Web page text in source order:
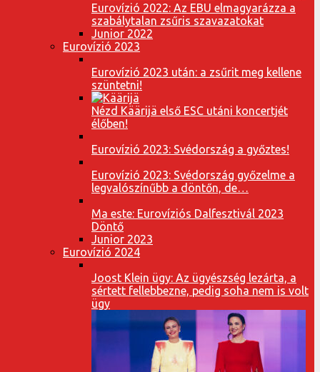
Eurovízió 2022: Az EBU elmagyarázza a
szabálytalan zsűris szavazatokat
Junior 2022
Eurovízió 2023
Eurovízió 2023 után: a zsűrit meg kellene
szüntetni!
Nézd Käärijä első ESC utáni koncertjét
élőben!
Eurovízió 2023: Svédország a győztes!
Eurovízió 2023: Svédország győzelme a
legvalószínűbb a döntőn, de…
Ma este: Eurovíziós Dalfesztivál 2023
Döntő
Junior 2023
Eurovízió 2024
Joost Klein ügy: Az ügyészség lezárta, a
sértett fellebbezne, pedig soha nem is volt
ügy